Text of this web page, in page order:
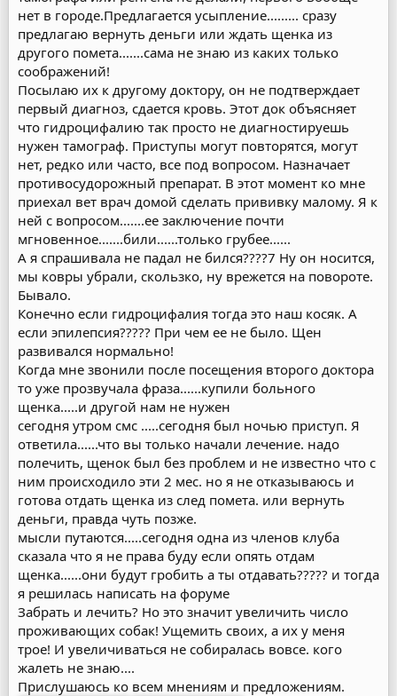
нет в городе.Предлагается усыпление......... сразу
предлагаю вернуть деньги или ждать щенка из
другого помета.......сама не знаю из каких только
соображений!
Посылаю их к другому доктору, он не подтверждает
первый диагноз, сдается кровь. Этот док объясняет
что гидроцифалию так просто не диагностируешь
нужен тамограф. Приступы могут повторятся, могут
нет, редко или часто, все под вопросом. Назначает
противосудорожный препарат. В этот момент ко мне
приехал вет врач домой сделать прививку малому. Я к
ней с вопросом.......ее заключение почти
мгновенное.......били......только грубее......
А я спрашивала не падал не бился????7 Ну он носится,
мы ковры убрали, скользко, ну врежется на повороте.
Бывало.
Конечно если гидроцифалия тогда это наш косяк. А
если эпилепсия????? При чем ее не было. Щен
развивался нормально!
Когда мне звонили после посещения второго доктора
то уже прозвучала фраза......купили больного
щенка.....и другой нам не нужен
сегодня утром смс .....сегодня был ночью приступ. Я
ответила......что вы только начали лечение. надо
полечить, щенок был без проблем и не известно что с
ним происходило эти 2 мес. но я не отказываюсь и
готова отдать щенка из след помета. или вернуть
деньги, правда чуть позже.
мысли путаются.....сегодня одна из членов клуба
сказала что я не права буду если опять отдам
щенка......они будут гробить а ты отдавать????? и тогда
я решилась написать на форуме
Забрать и лечить? Но это значит увеличить число
проживающих собак! Ущемить своих, а их у меня
трое! И увеличиваться не собиралась вовсе. кого
жалеть не знаю....
Прислушаюсь ко всем мнениям и предложениям.